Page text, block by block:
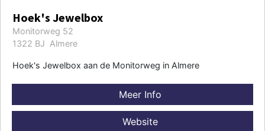
Hoek's Jewelbox
Monitorweg 52
1322 BJ Almere
Hoek's Jewelbox aan de Monitorweg in Almere
Meer Info
Website